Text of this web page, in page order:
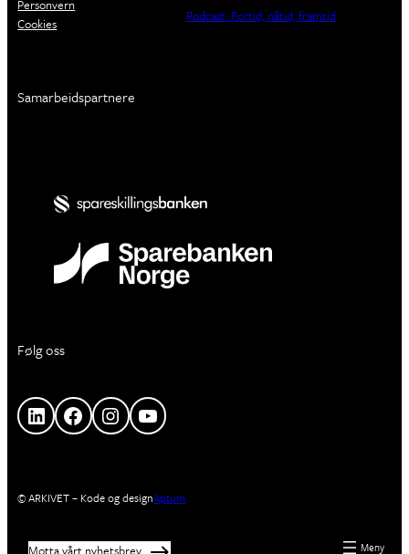
Personvern
Cookies
Podcast: Fortid, nåtid, framtid
Samarbeidspartnere
Følg oss
LinkedIn Facebook Instagram YouTube
© ARKIVET – Kode og designAptum